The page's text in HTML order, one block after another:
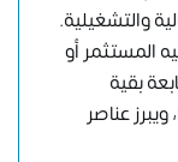
والتشغيلية.
المستثمر أو
بقية
عناصر